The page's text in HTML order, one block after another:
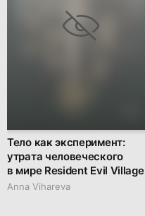
Тело как эксперимент:
утрата человеческого
в мире Resident Evil Village
Anna Vihareva